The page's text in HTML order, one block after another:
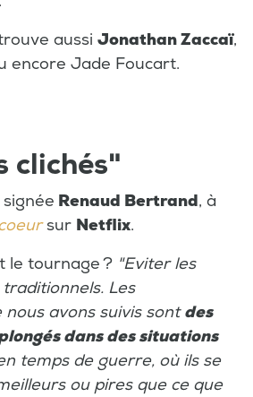
aussi Jonathan Zaccaï,
encore Jade Foucart.
clichés"
Renaud Bertrand, à
sur Netflix.
le tournage ? "Eviter les
Les
avons suivis sontdes
dans des situations
temps de guerre, où ils se
ou pires que ce que